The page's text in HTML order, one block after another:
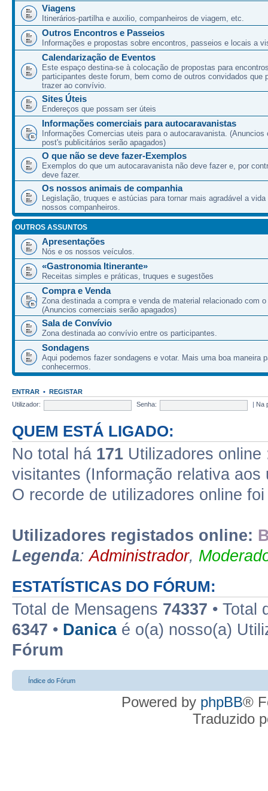
Viagens
Itinerários-partilha e auxilio, companheiros de viagem, etc.
Outros Encontros e Passeios
Informações e propostas sobre encontros, passeios e locais a
Calendarização de Eventos
Este espaço destina-se à colocação de propostas para
participantes deste forum, bem como de outros convidados que
trazer ao convívio.
Sites Úteis
Endereços que possam ser úteis
Informações comerciais para autocaravanistas
Informações Comercias uteis para o autocaravanista. (Anuncios
post's publicitários serão apagados)
O que não se deve fazer-Exemplos
Exemplos do que um autocaravanista não deve fazer e, por
deve fazer.
Os nossos animais de companhia
Legislação, truques e astúcias para tornar mais agradável a vida
nossos companheiros.
OUTROS ASSUNTOS
Apresentações
Nós e os nossos veículos.
«Gastronomia Itinerante»
Receitas simples e práticas, truques e sugestões
Compra e Venda
Zona destinada a compra e venda de material relacionado com
(Anuncios comerciais serão apagados)
Sala de Convívio
Zona destinada ao convívio entre os participantes.
Sondagens
Aqui podemos fazer sondagens e votar. Mais uma boa maneira
conhecermos.
ENTRAR • REGISTAR
Utilizador:
Senha: Na
QUEM ESTÁ LIGADO:
No total há 171 Utilizadores
visitantes (Informação relativa
O recorde de utilizadores online
Utilizadores registados online:
Legenda:Administrador,
ESTATÍSTICAS DO FÓRUM:
Total de Mensagens 74337 • Total
6347 • Danicaé o(a) nosso(a)
Fórum
Índice do Fórum
Powered by phpBB®
Traduzido